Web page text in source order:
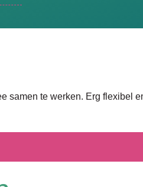
samen te werken. Erg flexibel